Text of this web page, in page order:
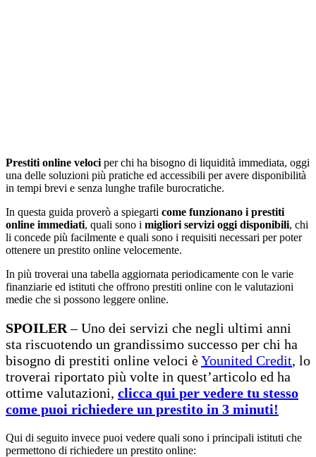
Prestiti online veloci per chi ha bisogno di liquidità immediata, oggi
una delle soluzioni più pratiche ed accessibili per avere disponibilità
in tempi brevi e senza lunghe trafile burocratiche.
In questa guida proverò a spiegarti come funzionano i prestiti
online immediati, quali sono i migliori servizi oggi disponibili, chi
li concede più facilmente e quali sono i requisiti necessari per poter
ottenere un prestito online velocemente.
In più troverai una tabella aggiornata periodicamente con le varie
finanziarie ed istituti che offrono prestiti online con le valutazioni
medie che si possono leggere online.
SPOILER – Uno dei servizi che negli ultimi anni
sta riscuotendo un grandissimo successo per chi ha
bisogno di prestiti online veloci èYounited Credit, lo
troverai riportato più volte in quest’articolo ed ha
ottime valutazioni, clicca qui per vedere tu stesso
come puoi richiedere un prestito in 3 minuti!
Qui di seguito invece puoi vedere quali sono i principali istituti che
permettono di richiedere un prestito online: